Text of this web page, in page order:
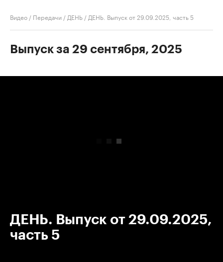
Видео / Передачи / ДЕНЬ / ДЕНЬ. Выпуск от 29.09.2025, часть 5
Выпуск за 29 сентября, 2025
ДЕНЬ. Выпуск от 29.09.2025,
часть 5